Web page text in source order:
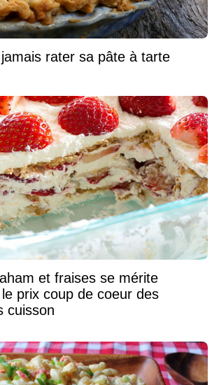
rater sa pâte à tarte
prix coup de coeur des
cuisson